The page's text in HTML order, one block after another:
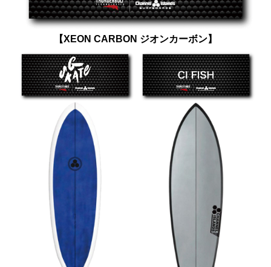
【XEON CARBON ジオンカーボン】